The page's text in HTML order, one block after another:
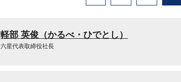
軽部 英俊（かるべ・ひでとし）
六星代表取締役社長